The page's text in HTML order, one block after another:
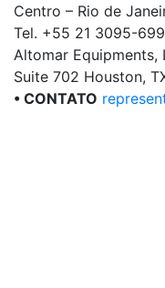
Centro – Rio de
Tel. +55 21 3095-
Altomar Equipments,
Suite 702 Houston,
• CONTATO